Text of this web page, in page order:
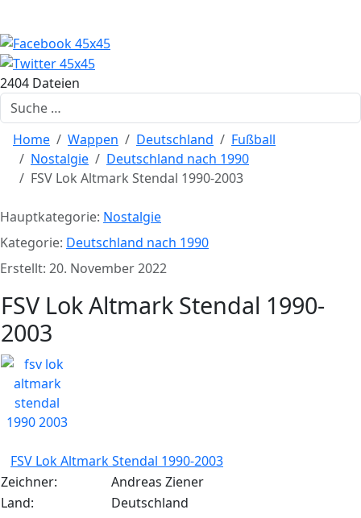
2404 Dateien
Suchen
Home Wappen Deutschland
Fußball
Nostalgie
Deutschland nach 1990
FSV Lok Altmark Stendal 1990-2003
Hauptkategorie: Nostalgie
Kategorie: Deutschland nach 1990
Erstellt: 20. November 2022
FSV Lok Altmark Stendal 1990-
2003
FSV Lok Altmark Stendal 1990-2003
Zeichner:
Andreas Ziener
Land:
Deutschland